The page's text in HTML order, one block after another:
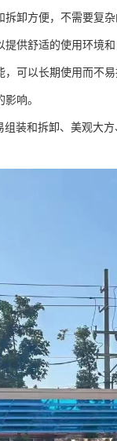
卸方便，不需要复
供舒适的使用环境和
可以长期使用而不易
响。
装和拆卸、美观大